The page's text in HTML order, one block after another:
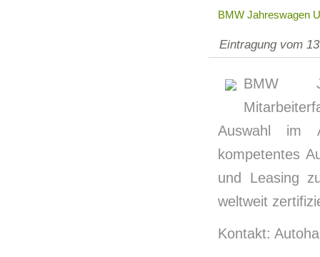
BMW Jahreswagen
Eintragung vom
BMW
Auswahl im
kompetentes
und Leasing
weltweit
Kontakt: